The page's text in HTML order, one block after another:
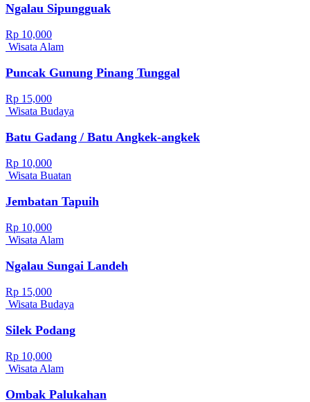
Ngalau Sipungguak
Rp 10,000
Wisata Alam
Puncak Gunung Pinang Tunggal
Rp 15,000
Wisata Budaya
Batu Gadang / Batu Angkek-angkek
Rp 10,000
Wisata Buatan
Jembatan Tapuih
Rp 10,000
Wisata Alam
Ngalau Sungai Landeh
Rp 15,000
Wisata Budaya
Silek Podang
Rp 10,000
Wisata Alam
Ombak Palukahan